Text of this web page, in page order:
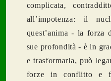
complicata,
all’impotenza: il
quest’anima - la forza
sue profondità - è in
e trasformarla, può
forze in conflitto e